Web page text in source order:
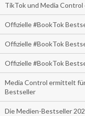
TikTok und Media
Offizielle #BookTok
Offizielle #BookTok
Offizielle #BookTok
Media Control ermittelt für
Bestseller
Die Medien-Bestseller